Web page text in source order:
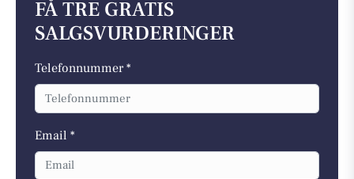
FÅ TRE GRATIS
SALGSVURDERINGER
Telefonnummer *
Email *